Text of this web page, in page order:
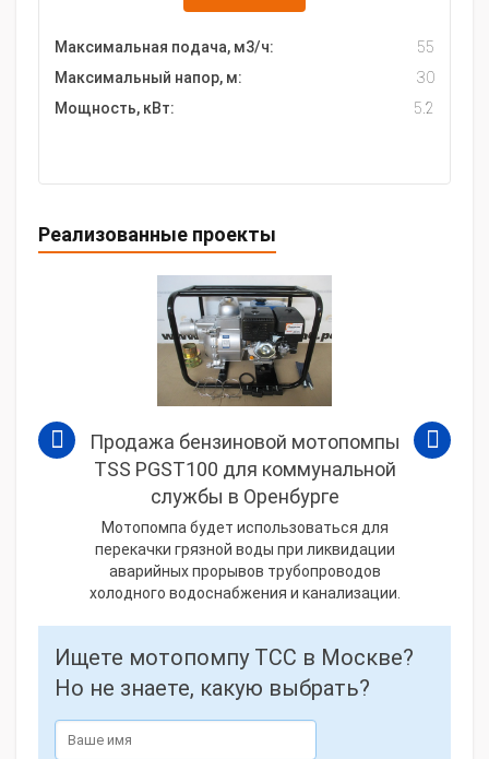
Максимальная подача, м3/ч:
55
Максимальный напор, м:
30
Мощность, кВт:
5.2
Реализованные проекты
Продажа бензиновой мотопомпы
TSS PGST100 для коммунальной
службы в Оренбурге
Мотопомпа будет использоваться для
перекачки грязной воды при ликвидации
аварийных прорывов трубопроводов
холодного водоснабжения и канализации.
Ищете мотопомпу ТСС в Москве?
Но не знаете, какую выбрать?